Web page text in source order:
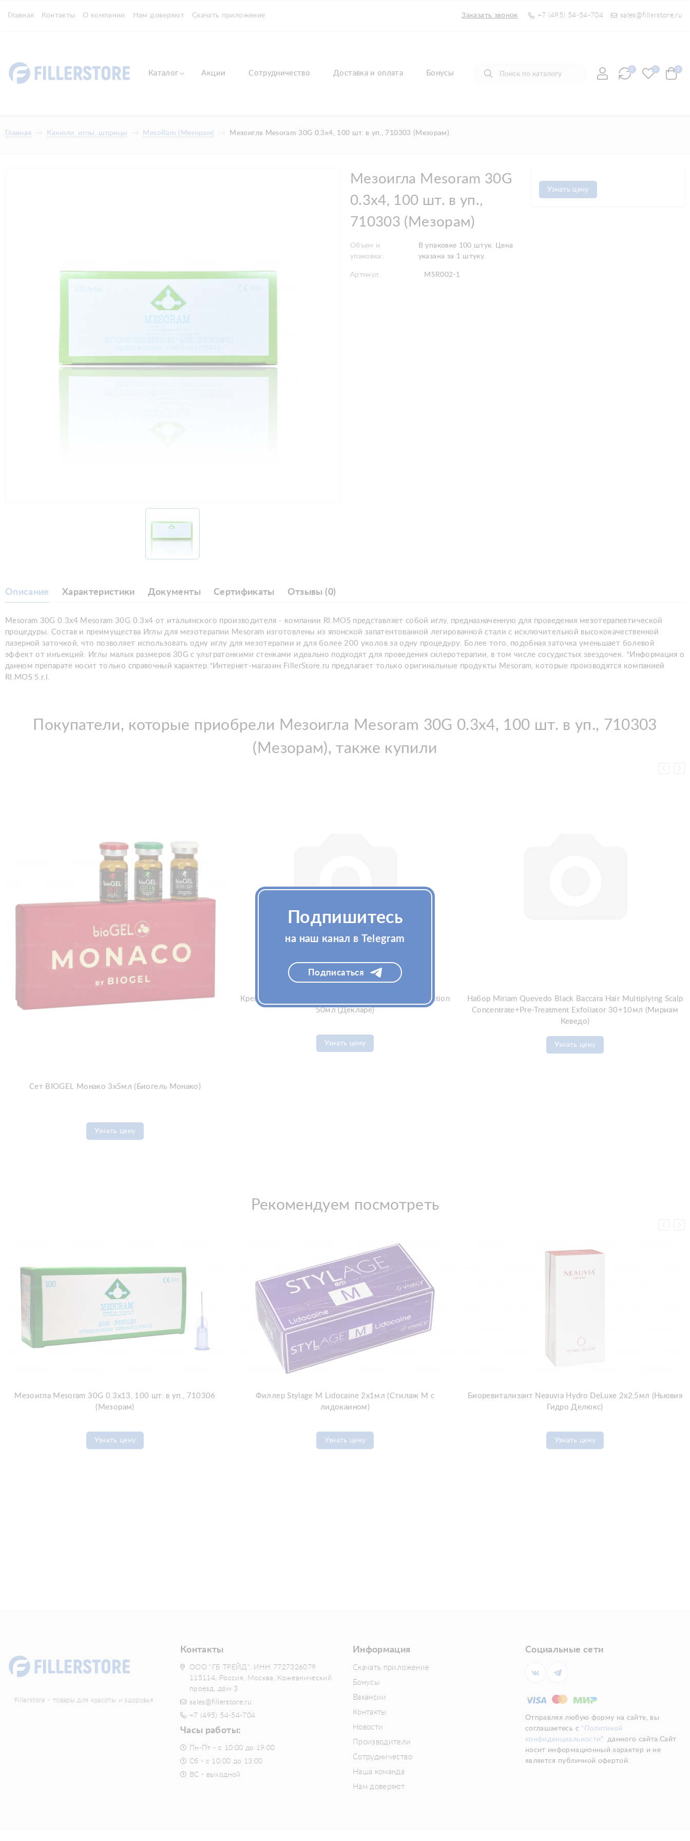
Главная Контакты О компании Нам доверяют Скачать приложение Заказать звонок +7 (495) 54-54-704 sales@fillerstore.ru
Каталог Акции Сотрудничество Доставка и оплата Бонусы 0 0 0
Главная Канюли, иглы, шприцы MesoRam (Мезорам) Мезоигла Mesoram 30G 0.3x4, 100 шт. в уп., 710303 (Мезорам)
Мезоигла Mesoram 30G
0.3x4, 100 шт. в уп.,
710303 (Мезорам)
Объем и
упаковка:
В упаковке 100 штук. Цена
указана за 1 штуку.
Артикул: MSR002-1
Узнать цену
Описание Характеристики Документы Сертификаты Отзывы (0)
Mesoram 30G 0.3x4 Mesoram 30G 0.3x4 от итальянского производителя - компании RI.MOS представляет собой иглу, предназначенную для проведения мезотерапевтической
процедуры. Состав и преимущества Иглы для мезотерапии Mesoram изготовлены из японской запатентованной легированной стали с исключительной высококачественной
лазерной заточкой, что позволяет использовать одну иглу для мезотерапии и для более 200 уколов за одну процедуру. Более того, подобная заточка уменьшает болевой
эффект от инъекций. Иглы малых размеров 30G с ультратонкими стенками идеально подходят для проведения склеротерапии, в том числе сосудистых звездочек. *Информация о
данном препарате носит только справочный характер.*Интернет-магазин FillerStore.ru предлагает только оригинальные продукты Mesoram, которые производятся компанией
RI.MOS S.r.l.
Покупатели, которые приобрели Мезоигла Mesoram 30G 0.3x4, 100 шт. в уп., 710303
(Мезорам), также купили
Сет BIOGEL Монако 3х5мл (Биогель Монако)
Узнать цену
Крем для лица Declare Stress Balance Couperose Solution
50мл (Декларе)
Узнать цену
Набор Miriam Quevedo Black Baccara Hair Multiplying Scalp
Concentrate+Pre-Treatment Exfoliator 30+10мл (Мириам
Кеведо)
Узнать цену
Рекомендуем посмотреть
Мезоигла Mesoram 30G 0.3x13, 100 шт. в уп., 710306
(Мезорам)
Узнать цену
Филлер Stylage M Lidocaine 2x1мл (Стилаж М с
лидокаином)
Узнать цену
Биоревитализант Neauvia Hydro DeLuxe 2x2,5мл (Ньювия
Гидро Делюкс)
Узнать цену
Fillerstore - товары для красоты и здоровья
Контакты
ООО "ГБ ТРЕЙД", ИНН 7727326079
115114, Россия, Москва, Кожевнический
проезд, дом 3
sales@fillerstore.ru
+7 (495) 54-54-704
Часы работы:
Пн-Пт - с 10:00 до 19:00
Сб - с 10:00 до 13:00
ВС - выходной
Информация
Скачать приложение
Бонусы
Вакансии
Контакты
Новости
Производители
Сотрудничество
Наша команда
Нам доверяют
Социальные сети
Отправляя любую форму на сайте, вы
соглашаетесь с "Политикой
конфиденциальности"
данного сайта.Сайт
носит информационный характер и не
является публичной офертой.
Подпишитесь
на наш канал в Telegram
Подписаться